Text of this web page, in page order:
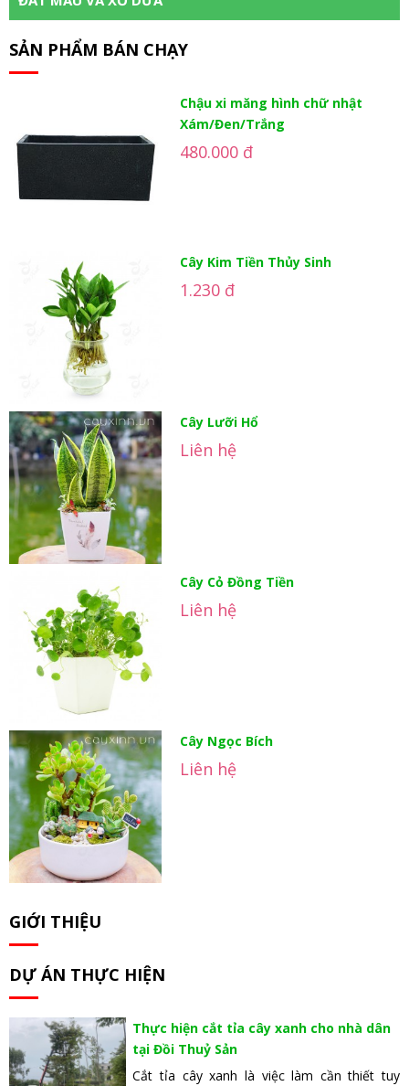
SẢN PHẨM BÁN CHẠY
Chậu xi măng hình chữ nhật
Xám/Đen/Trắng
480.000 đ
Cây Kim Tiền Thủy Sinh
1.230 đ
Cây Lưỡi Hổ
Liên hệ
Cây Cỏ Đồng Tiền
Liên hệ
Cây Ngọc Bích
Liên hệ
GIỚI THIỆU
DỰ ÁN THỰC HIỆN
Thực hiện cắt tỉa cây xanh cho nhà dân
tại Đồi Thuỷ Sản
Cắt tỉa cây xanh là việc làm cần thiết tuy